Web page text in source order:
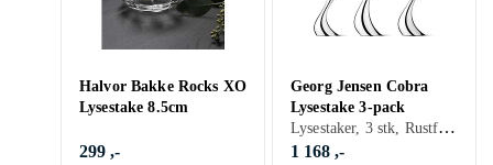
Halvor Bakke Rocks XO
Lysestake 8.5cm
299 ,-
Georg Jensen Cobra
Lysestake 3-pack
Lysestaker, 3 stk, Rustfritt/krom, Sølv, Aluminium, Grå/Antrasitt, Gull
1 168 ,-